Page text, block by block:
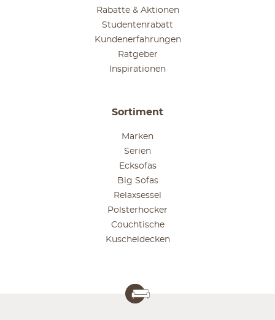
Rabatte & Aktionen
Studentenrabatt
Kundenerfahrungen
Ratgeber
Inspirationen
Sortiment
Marken
Serien
Ecksofas
Big Sofas
Relaxsessel
Polsterhocker
Couchtische
Kuscheldecken